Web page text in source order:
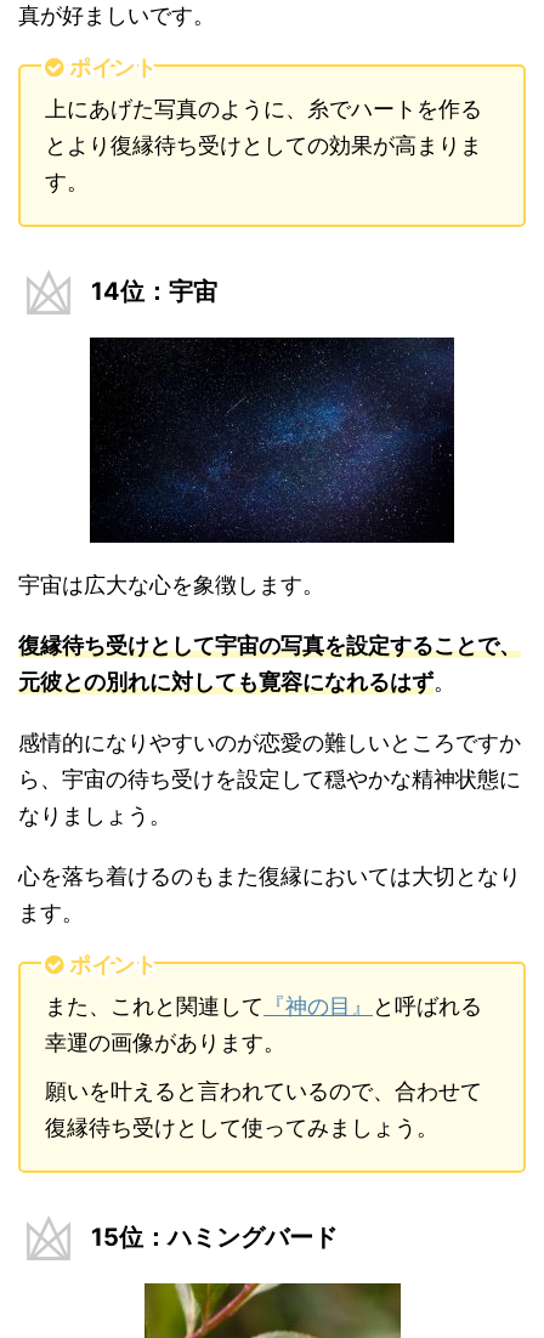
真が好ましいです。
ポイント
上にあげた写真のように、糸でハートを作る
とより復縁待ち受けとしての効果が高まりま
す。
14位：宇宙
宇宙は広大な心を象徴します。
復縁待ち受けとして宇宙の写真を設定することで、
元彼との別れに対しても寛容になれるはず。
感情的になりやすいのが恋愛の難しいところですか
ら、宇宙の待ち受けを設定して穏やかな精神状態に
なりましょう。
心を落ち着けるのもまた復縁においては大切となり
ます。
ポイント
また、これと関連して 『神の目』
と呼ばれる
幸運の画像があります。
願いを叶えると言われているので、合わせて
復縁待ち受けとして使ってみましょう。
15位：ハミングバード